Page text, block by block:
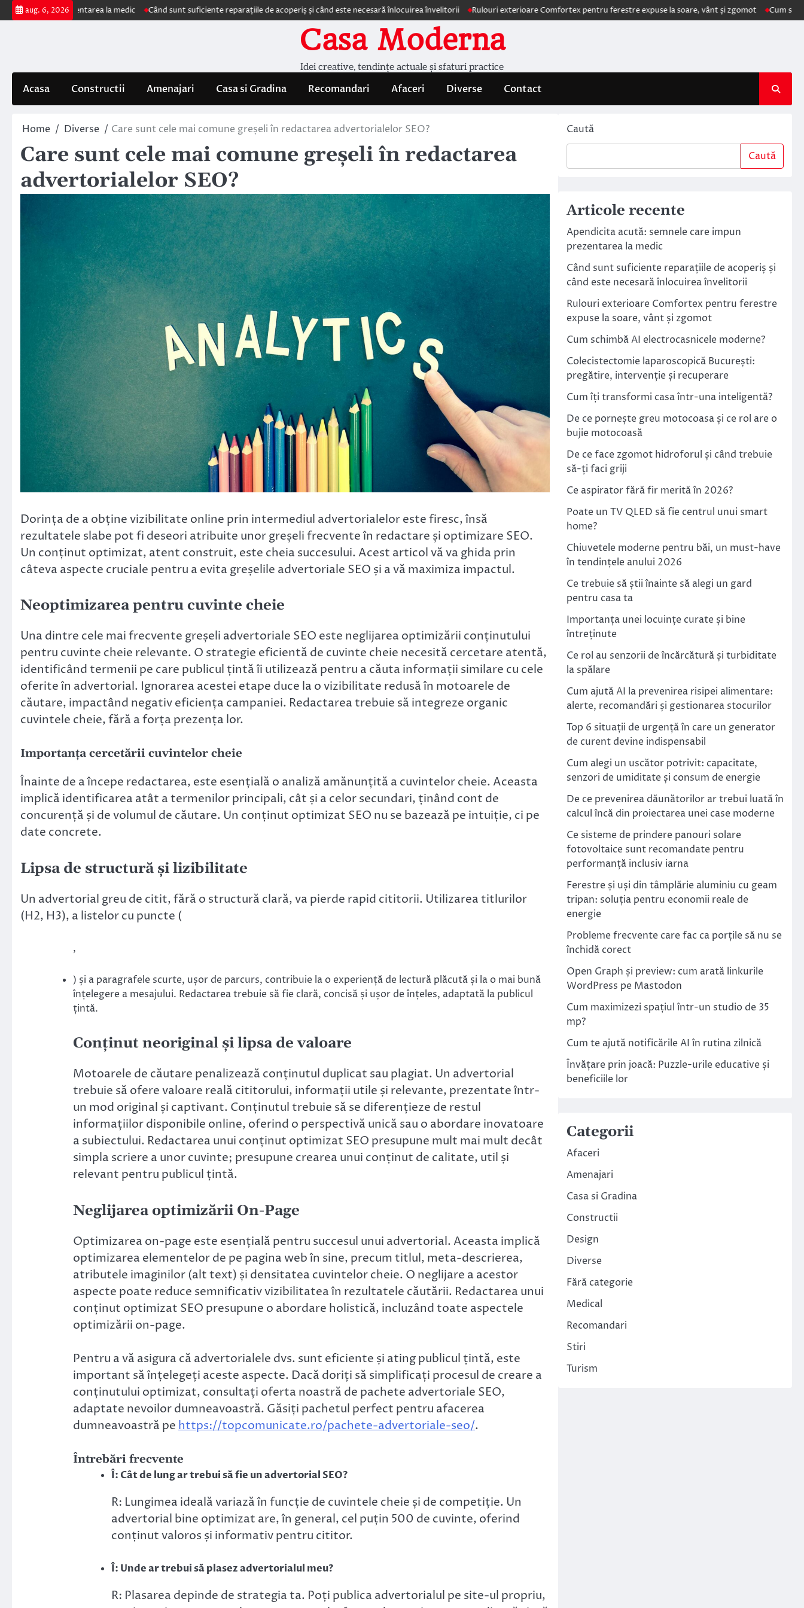
Skip
to
aug. 6, 2026
prezentarea la medic Când sunt suficiente reparațiile de acoperiș și când este necesară înlocuirea învelitorii Rulouri exterioare Comfortex pentru ferestre expuse la soare, vânt și zgomot Cum schimbă AI
Casa Moderna
Idei creative, tendințe actuale și sfaturi practice
Acasa Constructii Amenajari Casa si Gradina Recomandari Afaceri Diverse Contact
Home Diverse Care sunt cele mai comune greșeli în redactarea advertorialelor SEO?
Care sunt cele mai comune greșeli în redactarea
advertorialelor SEO?
Dorința de a obține vizibilitate online prin intermediul advertorialelor este firesc, însă
rezultatele slabe pot fi deseori atribuite unor greșeli frecvente în redactare și optimizare SEO.
Un conținut optimizat, atent construit, este cheia succesului. Acest articol vă va ghida prin
câteva aspecte cruciale pentru a evita greșelile advertoriale SEO și a vă maximiza impactul.
Neoptimizarea pentru cuvinte cheie
Una dintre cele mai frecvente greșeli advertoriale SEO este neglijarea optimizării conținutului
pentru cuvinte cheie relevante. O strategie eficientă de cuvinte cheie necesită cercetare atentă,
identificând termenii pe care publicul țintă îi utilizează pentru a căuta informații similare cu cele
oferite în advertorial. Ignorarea acestei etape duce la o vizibilitate redusă în motoarele de
căutare, impactând negativ eficiența campaniei. Redactarea trebuie să integreze organic
cuvintele cheie, fără a forța prezența lor.
Importanța cercetării cuvintelor cheie
Înainte de a începe redactarea, este esențială o analiză amănunțită a cuvintelor cheie. Aceasta
implică identificarea atât a termenilor principali, cât și a celor secundari, ținând cont de
concurență și de volumul de căutare. Un conținut optimizat SEO nu se bazează pe intuiție, ci pe
date concrete.
Lipsa de structură și lizibilitate
Un advertorial greu de citit, fără o structură clară, va pierde rapid cititorii. Utilizarea titlurilor
(H2, H3), a listelor cu puncte (
,
) și a paragrafele scurte, ușor de parcurs, contribuie la o experiență de lectură plăcută și la o mai bună
înțelegere a mesajului. Redactarea trebuie să fie clară, concisă și ușor de înțeles, adaptată la publicul
țintă.
Conținut neoriginal și lipsa de valoare
Motoarele de căutare penalizează conținutul duplicat sau plagiat. Un advertorial
trebuie să ofere valoare reală cititorului, informații utile și relevante, prezentate într-
un mod original și captivant. Conținutul trebuie să se diferențieze de restul
informațiilor disponibile online, oferind o perspectivă unică sau o abordare inovatoare
a subiectului. Redactarea unui conținut optimizat SEO presupune mult mai mult decât
simpla scriere a unor cuvinte; presupune crearea unui conținut de calitate, util și
relevant pentru publicul țintă.
Neglijarea optimizării On-Page
Optimizarea on-page este esențială pentru succesul unui advertorial. Aceasta implică
optimizarea elementelor de pe pagina web în sine, precum titlul, meta-descrierea,
atributele imaginilor (alt text) și densitatea cuvintelor cheie. O neglijare a acestor
aspecte poate reduce semnificativ vizibilitatea în rezultatele căutării. Redactarea unui
conținut optimizat SEO presupune o abordare holistică, incluzând toate aspectele
optimizării on-page.
Pentru a vă asigura că advertorialele dvs. sunt eficiente și ating publicul țintă, este
important să înțelegeți aceste aspecte. Dacă doriți să simplificați procesul de creare a
conținutului optimizat, consultați oferta noastră de pachete advertoriale SEO,
adaptate nevoilor dumneavoastră. Găsiți pachetul perfect pentru afacerea
dumneavoastră pehttps://topcomunicate.ro/pachete-advertoriale-seo/.
Întrebări frecvente
Î: Cât de lung ar trebui să fie un advertorial SEO?
R: Lungimea ideală variază în funcție de cuvintele cheie și de competiție. Un
advertorial bine optimizat are, în general, cel puțin 500 de cuvinte, oferind
conținut valoros și informativ pentru cititor.
Î: Unde ar trebui să plasez advertorialul meu?
R: Plasarea depinde de strategia ta. Poți publica advertorialul pe site-ul propriu,
Caută
Caută
Articole recente
Apendicita acută: semnele care impun
prezentarea la medic
Când sunt suficiente reparațiile de acoperiș și
când este necesară înlocuirea învelitorii
Rulouri exterioare Comfortex pentru ferestre
expuse la soare, vânt și zgomot
Cum schimbă AI electrocasnicele moderne?
Colecistectomie laparoscopică București:
pregătire, intervenție și recuperare
Cum îți transformi casa într-una inteligentă?
De ce pornește greu motocoasa și ce rol are o
bujie motocoasă
De ce face zgomot hidroforul și când trebuie
să-ți faci griji
Ce aspirator fără fir merită în 2026?
Poate un TV QLED să fie centrul unui smart
home?
Chiuvetele moderne pentru băi, un must-have
în tendințele anului 2026
Ce trebuie să știi înainte să alegi un gard
pentru casa ta
Importanța unei locuințe curate și bine
întreținute
Ce rol au senzorii de încărcătură și turbiditate
la spălare
Cum ajută AI la prevenirea risipei alimentare:
alerte, recomandări și gestionarea stocurilor
Top 6 situații de urgență în care un generator
de curent devine indispensabil
Cum alegi un uscător potrivit: capacitate,
senzori de umiditate și consum de energie
De ce prevenirea dăunătorilor ar trebui luată în
calcul încă din proiectarea unei case moderne
Ce sisteme de prindere panouri solare
fotovoltaice sunt recomandate pentru
performanță inclusiv iarna
Ferestre și uși din tâmplărie aluminiu cu geam
tripan: soluția pentru economii reale de
energie
Probleme frecvente care fac ca porțile să nu se
închidă corect
Open Graph și preview: cum arată linkurile
WordPress pe Mastodon
Cum maximizezi spațiul într-un studio de 35
mp?
Cum te ajută notificările AI în rutina zilnică
Învățare prin joacă: Puzzle-urile educative și
beneficiile lor
Categorii
Afaceri
Amenajari
Casa si Gradina
Constructii
Design
Diverse
Fără categorie
Medical
Recomandari
Stiri
Turism